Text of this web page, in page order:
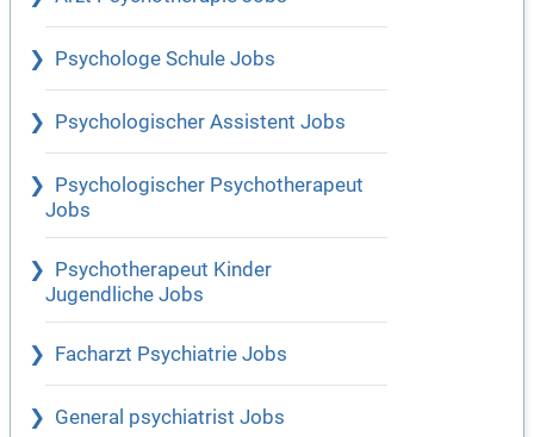
Psychologe Schule Jobs
Psychologischer Assistent Jobs
Psychologischer Psychotherapeut
Jobs
Psychotherapeut Kinder
Jugendliche Jobs
Facharzt Psychiatrie Jobs
General psychiatrist Jobs